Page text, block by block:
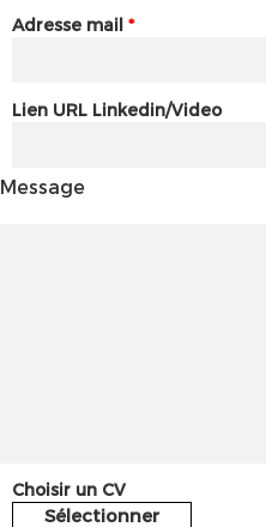
Adresse mail *
Lien URL Linkedin/Video
Message
Choisir un CV
Sélectionner